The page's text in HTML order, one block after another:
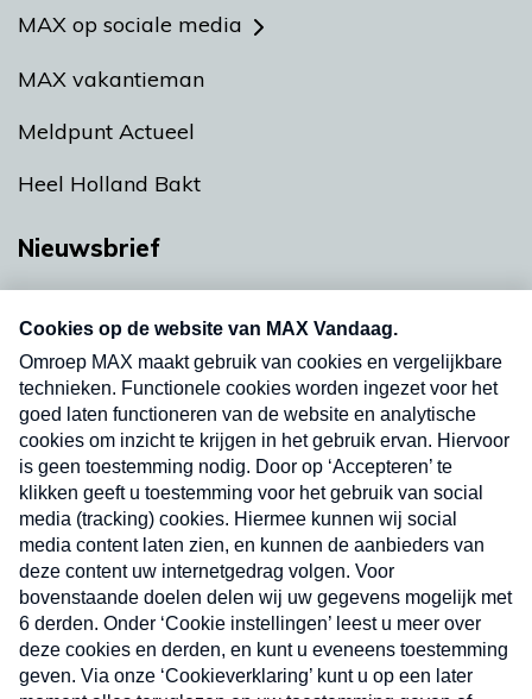
MAX op sociale media
MAX vakantieman
Meldpunt Actueel
Heel Holland Bakt
Nieuwsbrief
nieuwsbrief. Elke vrijdag- en dinsdagochtend in
uw mailbox.
Verzend
Nieuwsbrief
Neem hier een gratis abonnement op onze